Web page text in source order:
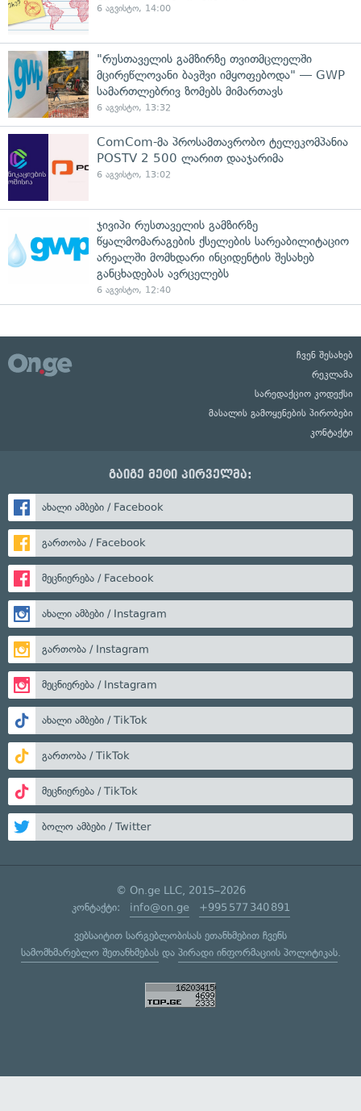
6 აგვისტო, 14:00
"რუსთაველის გამზირზე თვითმცლელში
მცირეწლოვანი ბავშვი იმყოფებოდა" — GWP
სამართლებრივ ზომებს მიმართავს
6 აგვისტო, 13:32
ComCom-მა პროსამთავრობო ტელეკომპანია
POSTV 2 500 ლარით დააჯარიმა
6 აგვისტო, 13:02
ჯივიპი რუსთაველის გამზირზე
წყალმომარაგების ქსელების სარეაბილიტაციო
არეალში მომხდარი ინციდენტის შესახებ
განცხადებას ავრცელებს
6 აგვისტო, 12:40
ჩვენ შესახებ
რეკლამა
სარედაქციო კოდექსი
მასალის გამოყენების პირობები
კონტაქტი
გაიგე მეტი პირველმა:
ახალი ამბები / Facebook
გართობა / Facebook
მეცნიერება / Facebook
ახალი ამბები / Instagram
გართობა / Instagram
მეცნიერება / Instagram
ახალი ამბები / TikTok
გართობა / TikTok
მეცნიერება / TikTok
ბოლო ამბები / Twitter
© On.ge LLC, 2015–2026
კონტაქტი: info@on.ge +995 577 340 891
ვებსაიტით სარგებლობისას ეთანხმებით ჩვენს
სამომხმარებლო შეთანხმებასდა პირადი ინფორმაციის პოლიტიკას.